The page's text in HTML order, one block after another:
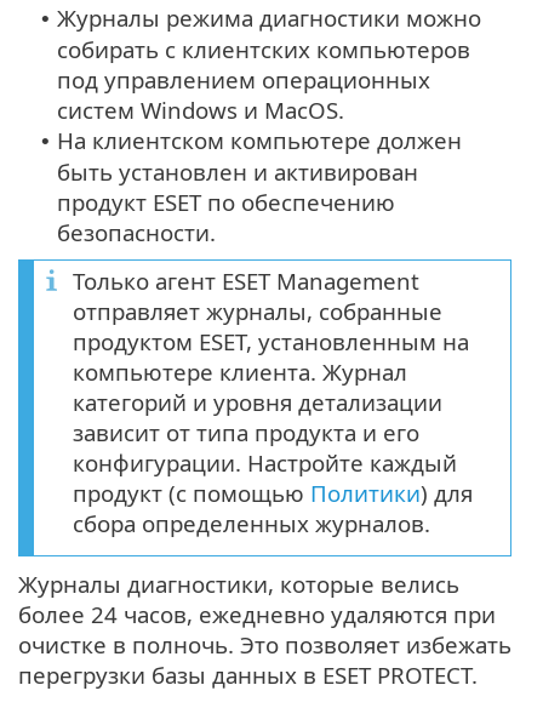
• Журналы режима диагностики можно
собирать с клиентских компьютеров
под управлением операционных
систем Windows и MacOS.
• На клиентском компьютере должен
быть установлен и активирован
продукт ESET по обеспечению
безопасности.
Только агент ESET Management
отправляет журналы, собранные
продуктом ESET, установленным на
компьютере клиента. Журнал
категорий и уровня детализации
зависит от типа продукта и его
конфигурации. Настройте каждый
продукт (с помощью Политики) для
сбора определенных журналов.
Журналы диагностики, которые велись
более 24 часов, ежедневно удаляются при
очистке в полночь. Это позволяет избежать
перегрузки базы данных в ESET PROTECT.